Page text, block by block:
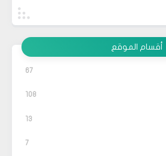
أقسام الموقع
67
108
13
7